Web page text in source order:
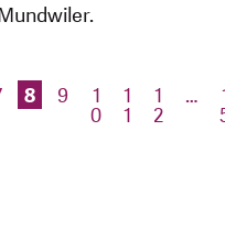
8 9 1
0
1
1
1
2
…